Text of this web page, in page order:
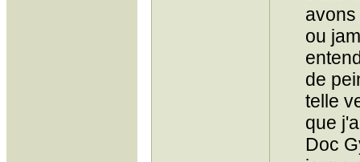
ou
de
telle
que
Doc